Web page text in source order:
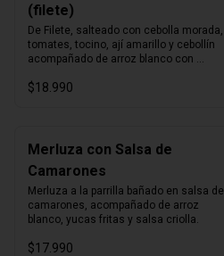
(filete)
De Filete, salteado con cebolla morada,
tomates, tocino, ají amarillo y cebollín
acompañado de arroz blanco con
$18.990
Merluza con Salsa de
Camarones
Merluza a la parrilla bañado en salsa de
camarones, acompañado de arroz
blanco, yucas fritas y salsa criolla.
$17.990